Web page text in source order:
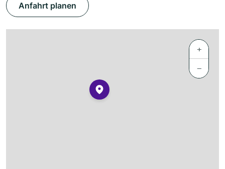
Anfahrt planen
+
−